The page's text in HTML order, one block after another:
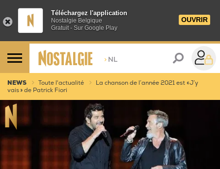
Téléchargez l'application
Nostalgie Belgique
Gratuit - Sur Google Play
OUVRIR
> NL
NEWS Toute l'actualité
La chanson de l’année 2021 est « J’y
vais » de Patrick Fiori